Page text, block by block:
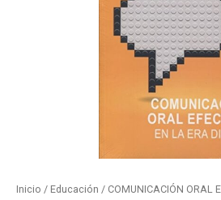
Inicio / Educación / COMUNICACIÓN ORAL